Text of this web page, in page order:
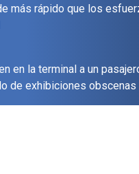
más rápido que los
en la terminal a un
de exhibiciones obscenas